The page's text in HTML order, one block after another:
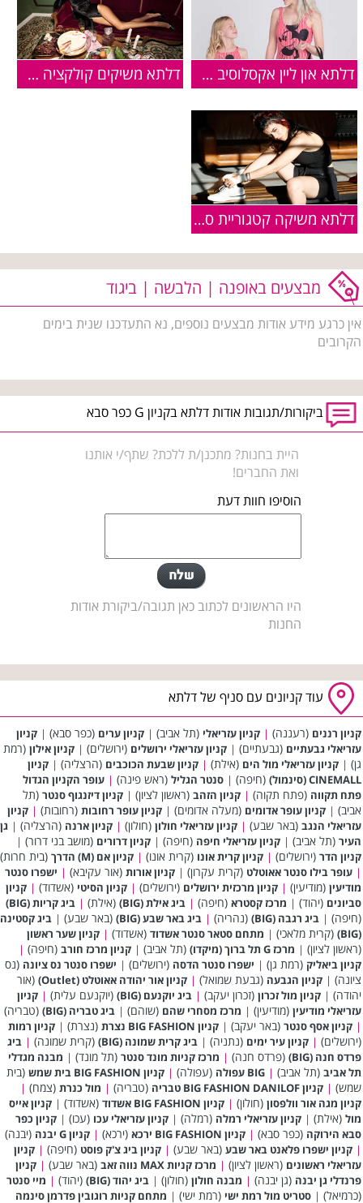
דלתא און ליין אקסלוסיב משיקים את קולקציית ה'פמלי' החדשה בגדי דלתא משיקים קולקציה עם הדוגמנית נטלי דדון
דלתא משיקה קטגוריית ספורט חדשה
מבצעים באופנה | הלבשה | ביגוד
אין כרגע מידע אודות מבצעים נוספים, נא התעדכנו שנית בימים
הקרובים
ביקורות/תגובות אודות דלתא בקניון G כפר סבא
היית בחנות? מתכנן/ת ללכת? שתף/י אותנו
ואת החברים!
הוסיפו חוות דעת
היו הראשונים לכתוב כאן תגובה/ביקורת אודות
החנות
עוד קניונים עם סניף של דלתא
קניון רננים (רעננה) | קניון עזריאלי (תל אביב) | קניון ערים (כפר סבא) | קניון
עזריאלי גבעתיים (גבעתיים) | קניון עזריאלי ירושלים (ירושלים) | קניון אילון (רמת
גן) | קניון עזריאלי מול הים (אילת) | קניון שבעת הכוכבים (הרצליה) | קניון
CINEMALL (סינמול)
(חיפה) | סנטר הגליל (ראש פינה) | עופר הקניון הגדול
פתח תקווה (פתח תקוה) | קניון הזהב (ראשון לציון) | קניון דיזנגוף סנטר (תל
אביב) | קניון עופר אדומים (מעלה אדומים) | קניון עופר רחובות (רחובות) | קניון
עזריאלי הנגב (באר שבע) | קניון עזריאלי חולון (חולון) | קניון ארנה (הרצליה) | גן
העיר (תל אביב) | קניון עזריאלי חיפה (חיפה) | קניון דרורים (מושב בני דרור) |
קניון הדר (ירושלים) | קניון קרית אונו (קרית אונו) | קניון אם (M) הדרך (בית חרות)
| עופר בילו סנטר אאוטלט (קרית עקרון) | קניון אורות (אור עקיבא) | ישפרו סנטר
מודיעין (מודיעין) | קניון מרכזית ירושלים (ירושלים) | קניון הסיטי (אשדוד) | קניון
סביונים (יהוד) | מרכז קסטרא (חיפה) | ביג אילת (BIG) (אילת) | ביג קריות (BIG)
(חיפה) | ביג רגבה (BIG) (נהריה) | ביג באר שבע (BIG) (באר שבע) | ביג קסטינה
(BIG)
(קרית מלאכי) | מתחם סטאר סנטר אשדוד (אשדוד) | קניון שער ראשון
(ראשון לציון) | מרכז G תל ברוך (מיקדו) (תל אביב) | קניון מרכז חורב (חיפה) |
קניון ביאליק (רמת גן) | ישפרו סנטר הדסה (ירושלים) | ישפרו סנטר נס ציונה (נס
ציונה) | קניון הגבעה (גבעת שמואל) | קניון אור יהודה אאוטלט (Outlet)
(אור
יהודה) | קניון מול זכרון (זכרון יעקב) | ביג יוקנעם (BIG) (יוקנעם עלית) | קניון
עזריאלי מודיעין (מודיעין) | מרכז מסחרי שהם (שוהם) | ביג טבריה (BIG) (טבריה)
| קניון אסף סנטר (באר יעקב) | קניון BIG FASHION נצרת (נצרת) | קניון רמות
(ירושלים) | קניון עיר ימים (נתניה) | ביג קרית שמונה (BIG) (קרית שמונה) | ביג
פרדס חנה (BIG)
(פרדס חנה) | מרכז קניות מונד סנטר (תל מונד) | מבנה מגדלי
תל אביב (תל אביב) | BIG עפולה (עפולה) | קניון BIG FASHION בית שמש
(בית
שמש) | קניון BIG FASHION DANILOF טבריה (טבריה) | מול כנרת (צמח) |
קניון מגה אור וולפסון (חולון) | קניון BIG FASHION אשדוד (אשדוד) | קניון אייס
מול (אילת) | קניון עזריאלי רמלה (רמלה) | קניון עזריאלי עכו (עכו) | קניון כפר
סבא הירוקה (כפר סבא) | קניון BIG FASHION ירכא (ירכא) | קניון G יבנה (יבנה)
| קניון ישפרו פלאנט באר שבע (באר שבע) | קניון ביג צ'ק פוסט (חיפה) | קניון
עזריאלי ראשונים (ראשון לציון) | מרכז קניות MAX נווה זאב (באר שבע) | קניון
פרנדלי גן יבנה (גן יבנה) | מבנה חולון (חולון) | ביג יהוד (BIG) (יהוד) | מיי סנטר
(כרמיאל) | סטריט מול רמת ישי (רמת ישי) | מתחם קניות רוגובין פדרמן סינמה